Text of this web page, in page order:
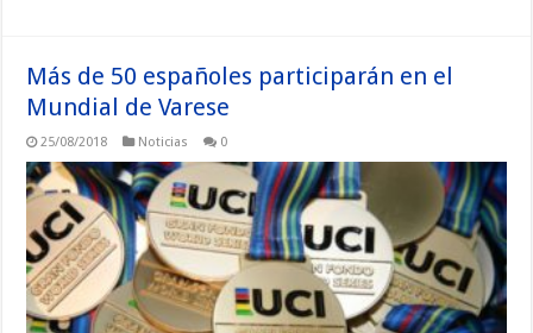
Más de 50 españoles participarán en el
Mundial de Varese
25/08/2018 Noticias 0